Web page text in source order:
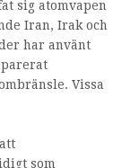
sig atomvapen
Iran, Irak och
har använt
Vissa
som